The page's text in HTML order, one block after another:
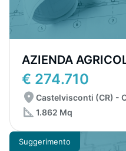
AZIENDA
€ 274.710
Castelvisconti (CR) -
1.862 Mq
Suggerimento